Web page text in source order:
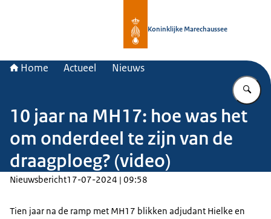
Koninklijke Marechaussee
Home Actueel Nieuws
10 jaar na MH17: hoe was het
om onderdeel te zijn van de
draagploeg? (video)
Nieuwsbericht17-07-2024 | 09:58
Tien jaar na de ramp met MH17 blikken adjudant Hielke en